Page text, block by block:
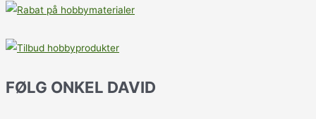
FØLG ONKEL DAVID